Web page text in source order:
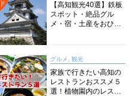
【高知観光40選】鉄板
スポット・絶品グル
メ・宿・土産をおひと
グルメ, 観光
家族で行きたい高知の
レストランおススメ５
選！植物園内のレスト